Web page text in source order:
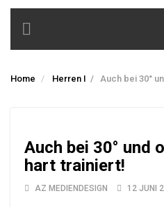
Toggle
navigation
Home Herren I / Auch bei 30°
Auch bei 30° und
hart trainiert!
AZ MEDIENDESIGN 12 JUNI